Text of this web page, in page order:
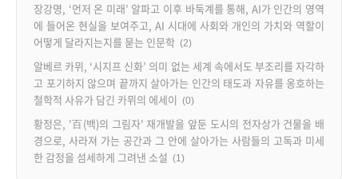
장강명, ‘먼저 온 미래’ 알파고 이후 바둑계를 통해, AI가 인간의 영역
에 들어온 현실을 보여주고, AI 시대에 사회와 개인의 가치와 역할이
어떻게 달라지는지를 묻는 인문학 (2)
알베르 카뮈, ‘시지프 신화’ 의미 없는 세계 속에서도 부조리를 자각하
고 포기하지 않으며 끝까지 살아가는 인간의 태도과 자유를 옹호하는
철학적 사유가 담긴 카뮈의 에세이 (0)
황정은, '百(백)의 그림자' 재개발을 앞둔 도시의 전자상가 건물을 배
경으로, 사라져 가는 공간과 그 안에 살아가는 사람들의 고독과 미세
한 감정을 섬세하게 그려낸 소설 (1)